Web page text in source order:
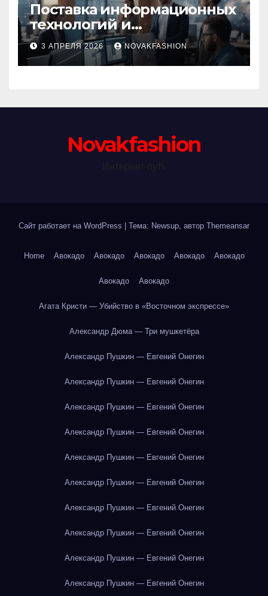
Поставка информационных
технологий и
инновационные решения
3 АПРЕЛЯ 2026 NOVAKFASHION
Novakfashion
Сайт работает на WordPress Тема: Newsup, автор Themeansar
Home Авокадо Авокадо Авокадо Авокадо Авокадо
Авокадо Авокадо
Агата Кристи — Убийство в «Восточном экспрессе»
Александр Дюма — Три мушкетёра
Александр Пушкин — Евгений Онегин
Александр Пушкин — Евгений Онегин
Александр Пушкин — Евгений Онегин
Александр Пушкин — Евгений Онегин
Александр Пушкин — Евгений Онегин
Александр Пушкин — Евгений Онегин
Александр Пушкин — Евгений Онегин
Александр Пушкин — Евгений Онегин
Александр Пушкин — Евгений Онегин
Александр Пушкин — Евгений Онегин